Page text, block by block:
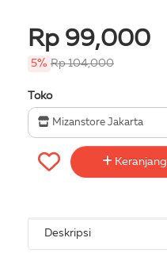
Rp 99,000
5% Rp 104,000
Toko
Mizanstore Jakarta
Keranjang
Deskripsi